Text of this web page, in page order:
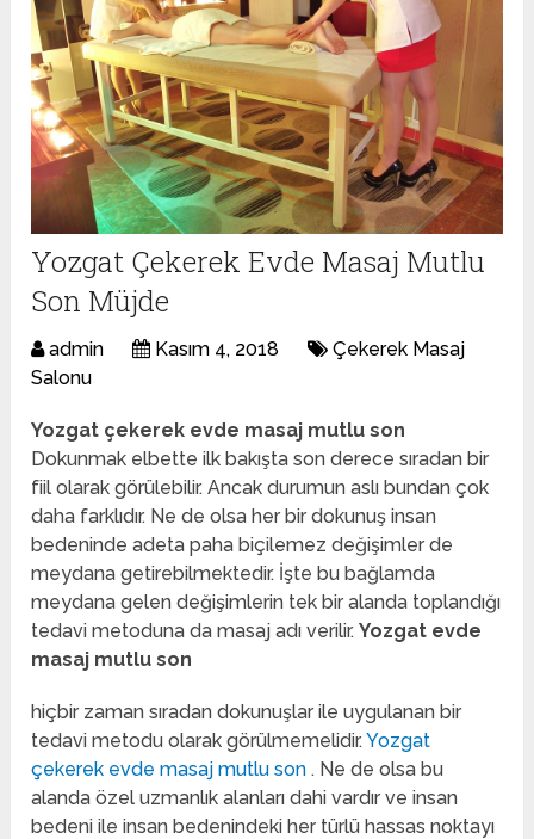
Yozgat Çekerek Evde Masaj Mutlu
Son Müjde
admin Kasım 4, 2018
Çekerek Masaj
Salonu
Yozgat çekerek evde masaj mutlu son
Dokunmak elbette ilk bakışta son derece sıradan bir
fiil olarak görülebilir. Ancak durumun aslı bundan çok
daha farklıdır. Ne de olsa her bir dokunuş insan
bedeninde adeta paha biçilemez değişimler de
meydana getirebilmektedir. İşte bu bağlamda
meydana gelen değişimlerin tek bir alanda toplandığı
tedavi metoduna da masaj adı verilir.Yozgat evde
masaj mutlu son
hiçbir zaman sıradan dokunuşlar ile uygulanan bir
tedavi metodu olarak görülmemelidir.Yozgat
çekerek evde masaj mutlu son. Ne de olsa bu
alanda özel uzmanlık alanları dahi vardır ve insan
bedeni ile insan bedenindeki her türlü hassas noktayı